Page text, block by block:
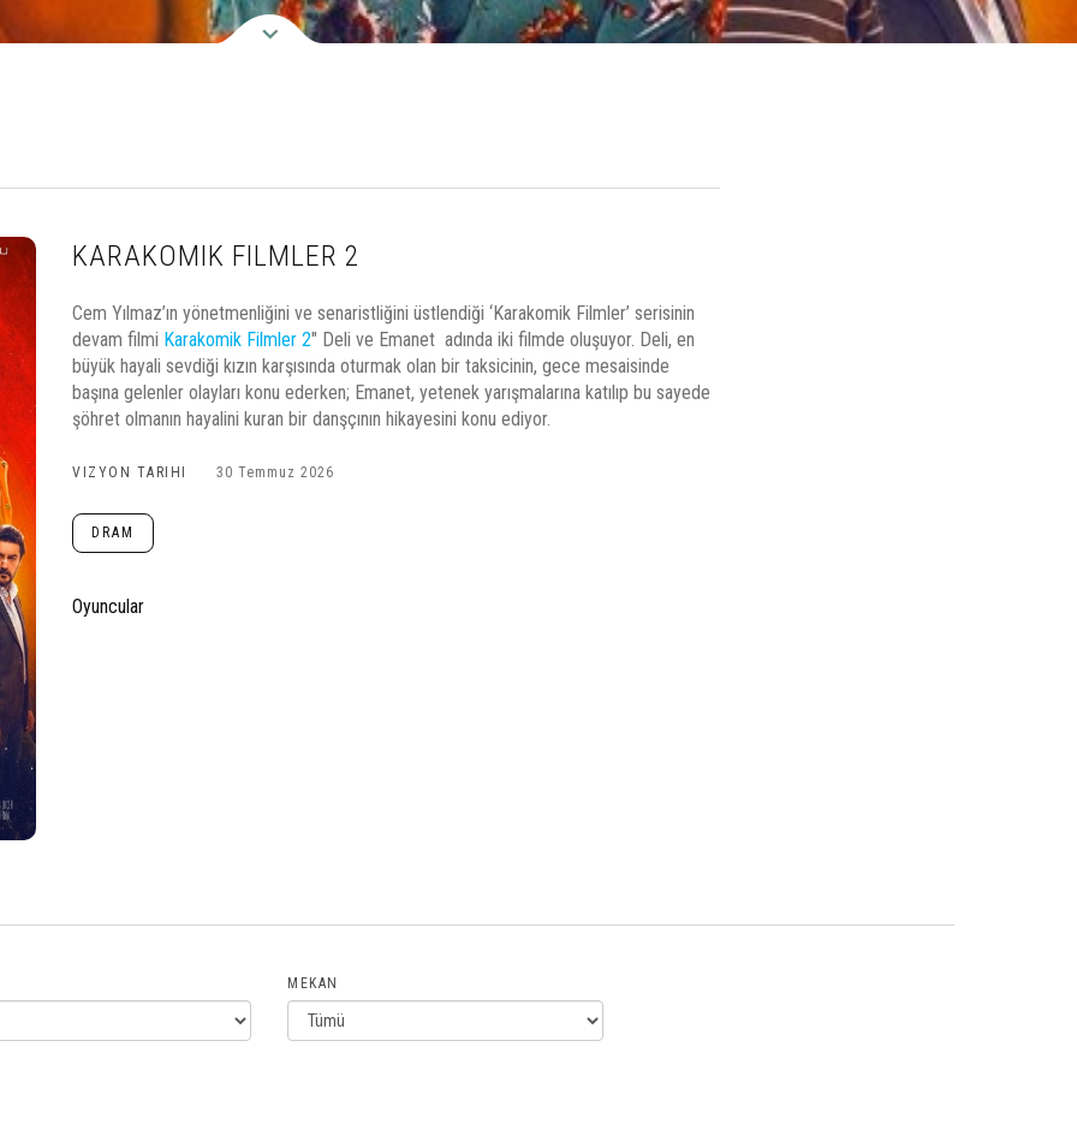
KARAKOMIK FILMLER 2
Cem Yılmaz’ın yönetmenliğini ve senaristliğini üstlendiği ‘Karakomik Filmler’ serisinin
devam filmi Karakomik Filmler 2" Deli ve Emanet adında iki filmde oluşuyor. Deli, en
büyük hayali sevdiği kızın karşısında oturmak olan bir taksicinin, gece mesaisinde
başına gelenler olayları konu ederken; Emanet, yetenek yarışmalarına katılıp bu sayede
şöhret olmanın hayalini kuran bir danşçının hikayesini konu ediyor.
VIZYON TARIHI 30 Temmuz 2026
DRAM
Oyuncular
MEKAN